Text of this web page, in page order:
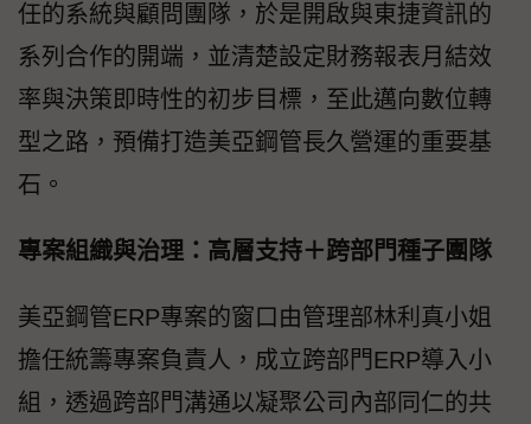
任的系統與顧問團隊，於是開啟與東捷資訊的
系列合作的開端，並清楚設定財務報表月結效
率與決策即時性的初步目標，至此邁向數位轉
型之路，預備打造美亞鋼管長久營運的重要基
石。
專案組織與治理：高層支持＋跨部門種子團隊
美亞鋼管ERP專案的窗口由管理部林利真小姐
擔任統籌專案負責人，成立跨部門ERP導入小
組，透過跨部門溝通以凝聚公司內部同仁的共